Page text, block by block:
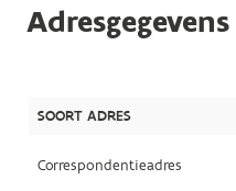
Adresgegevens
SOORT ADRES
Correspondentieadres